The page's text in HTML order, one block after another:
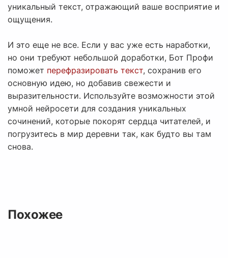
уникальный текст, отражающий ваше восприятие и
ощущения.
И это еще не все. Если у вас уже есть наработки,
но они требуют небольшой доработки, Бот Профи
поможет перефразировать текст, сохранив его
основную идею, но добавив свежести и
выразительности. Используйте возможности этой
умной нейросети для создания уникальных
сочинений, которые покорят сердца читателей, и
погрузитесь в мир деревни так, как будто вы там
снова.
Похожее